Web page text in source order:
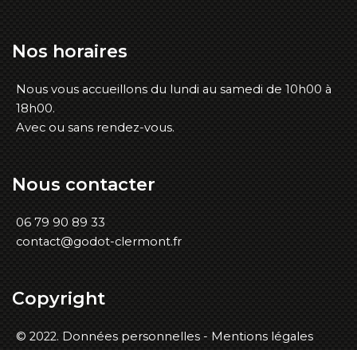
Nos horaires
Nous vous accueillons du lundi au samedi de 10h00 à
18h00.
Avec ou sans rendez-vous.
Nous contacter
06 79 90 89 33
contact@godot-clermont.fr
Copyright
© 2022. Données personnelles - Mentions légales